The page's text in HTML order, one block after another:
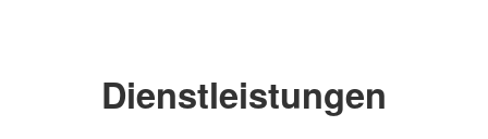
Dienstleistungen